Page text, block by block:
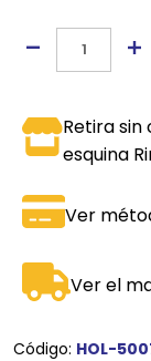
Retira sin
esquina
Ver
Ver el
Código: HOL-